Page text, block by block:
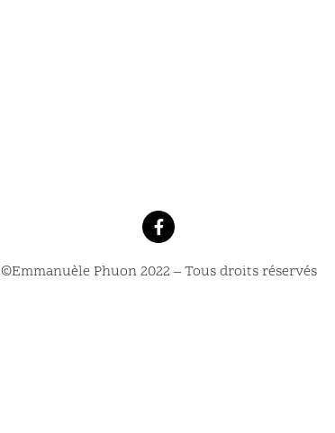
©Emmanuèle Phuon 2022 – Tous droits réservés